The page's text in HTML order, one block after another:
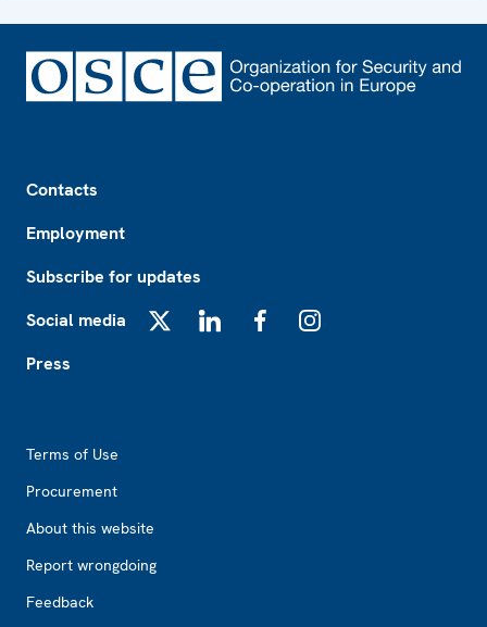
Contacts
Employment
Subscribe for updates
Social media
Press
Terms of Use
Procurement
About this website
Report wrongdoing
Feedback